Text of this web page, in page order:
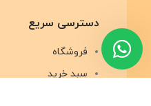
دسترسی سریع
فروشگاه
سبد خرید